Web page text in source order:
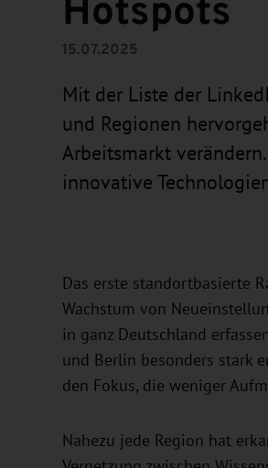
15.07.2025
Mit der Liste der
und Regionen
Arbeitsmarkt
innovative
Das erste standortbasierte
Wachstum von
in ganz Deutschland
und Berlin besonders stark
den Fokus, die weniger
Nahezu jede Region hat